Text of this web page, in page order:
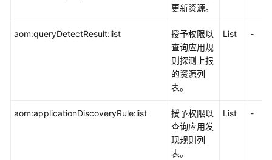
源
更新资源。
aom:queryDetectResult:list
授予权限以
查询应用规
则探测上报
的资源列
表。
List -
aom:applicationDiscoveryRule:list
授予权限以
查询应用发
现规则列
表。
List -